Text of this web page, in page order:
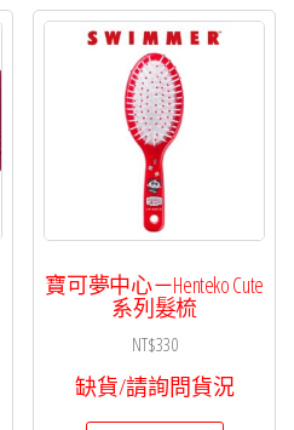
寶可夢中心－Henteko Cute
系列髮梳
NT$330
缺貨/請詢問貨況